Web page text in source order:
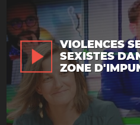
VIOLENCES
SEXISTES
ZONE